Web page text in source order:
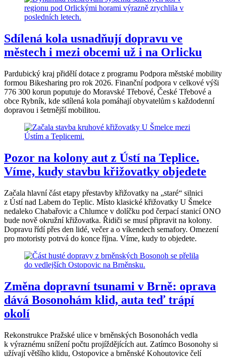
Sdílená kola usnadňují dopravu ve
městech i mezi obcemi už i na Orlicku
Pardubický kraj přidělí dotace z programu Podpora městské mobility
formou Bikesharing pro rok 2026. Finanční podpora v celkové výši
776 300 korun poputuje do Moravské Třebové, České Třebové a
obce Rybník, kde sdílená kola pomáhají obyvatelům s každodenní
dopravou i šetrnější mobilitou.
Pozor na kolony aut z Ústí na Teplice.
Víme, kudy stavbu křižovatky objedete
Začala hlavní část etapy přestavby křižovatky na „staré“ silnici
z Ústí nad Labem do Teplic. Místo klasické křižovatky U Šmelce
nedaleko Chabařovic a Chlumce v dolíčku pod čerpací stanicí ONO
bude nově okružní křižovatka. Řidiči se musí připravit na kolony.
Dopravu řídí přes den lidé, večer a o víkendech semafory. Omezení
pro motoristy potrvá do konce října. Víme, kudy to objedete.
Změna dopravní tsunami v Brně: oprava
dává Bosonohám klid, auta teď trápí
okolí
Rekonstrukce Pražské ulice v brněnských Bosonohách vedla
k výraznému snížení počtu projíždějících aut. Zatímco Bosonohy si
užívají většího klidu, Ostopovice a brněnské Kohoutovice čelí